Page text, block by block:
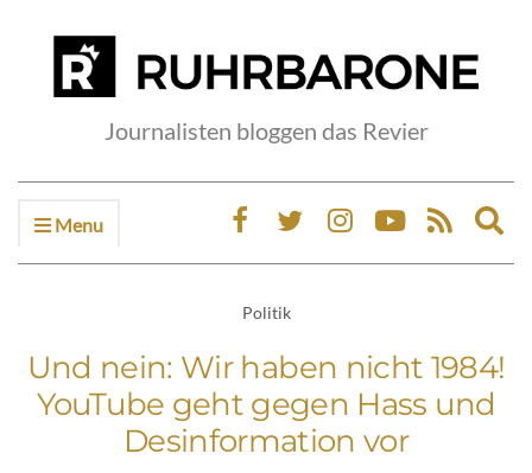
Journalisten bloggen das Revier
Menu
Politik
Und nein: Wir haben nicht 1984!
YouTube geht gegen Hass und
Desinformation vor